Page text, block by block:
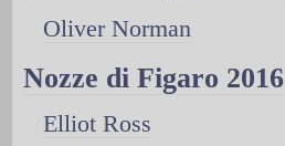
Oliver Norman
Nozze di Figaro 2016
Elliot Ross